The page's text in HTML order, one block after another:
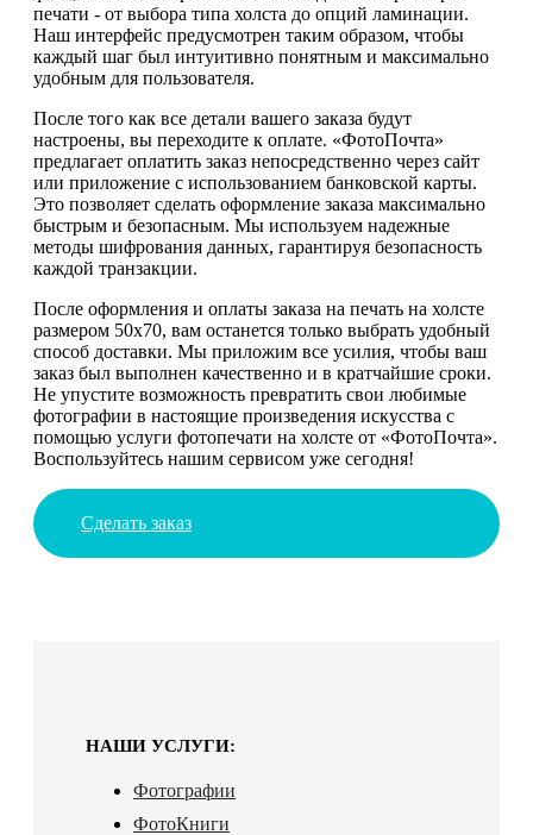
печати - от выбора типа холста до опций ламинации.
Наш интерфейс предусмотрен таким образом, чтобы
каждый шаг был интуитивно понятным и максимально
удобным для пользователя.
После того как все детали вашего заказа будут
настроены, вы переходите к оплате. «ФотоПочта»
предлагает оплатить заказ непосредственно через сайт
или приложение с использованием банковской карты.
Это позволяет сделать оформление заказа максимально
быстрым и безопасным. Мы используем надежные
методы шифрования данных, гарантируя безопасность
каждой транзакции.
После оформления и оплаты заказа на печать на холсте
размером 50х70, вам останется только выбрать удобный
способ доставки. Мы приложим все усилия, чтобы ваш
заказ был выполнен качественно и в кратчайшие сроки.
Не упустите возможность превратить свои любимые
фотографии в настоящие произведения искусства с
помощью услуги фотопечати на холсте от «ФотоПочта».
Воспользуйтесь нашим сервисом уже сегодня!
Сделать заказ
НАШИ УСЛУГИ:
Фотографии
ФотоКниги